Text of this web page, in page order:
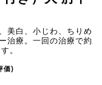
美白、小じわ、ちりめ
治療。一回の治療で約
。
価)